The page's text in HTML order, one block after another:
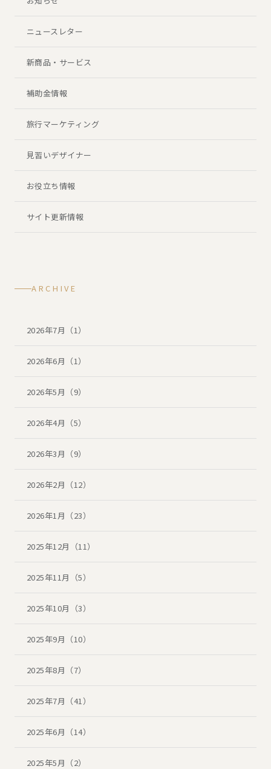
ニュースレター
新商品・サービス
補助金情報
旅行マーケティング
見習いデザイナー
お役立ち情報
サイト更新情報
ARCHIVE
2026年7月（1）
2026年6月（1）
2026年5月（9）
2026年4月（5）
2026年3月（9）
2026年2月（12）
2026年1月（23）
2025年12月（11）
2025年11月（5）
2025年10月（3）
2025年9月（10）
2025年8月（7）
2025年7月（41）
2025年6月（14）
2025年5月（2）